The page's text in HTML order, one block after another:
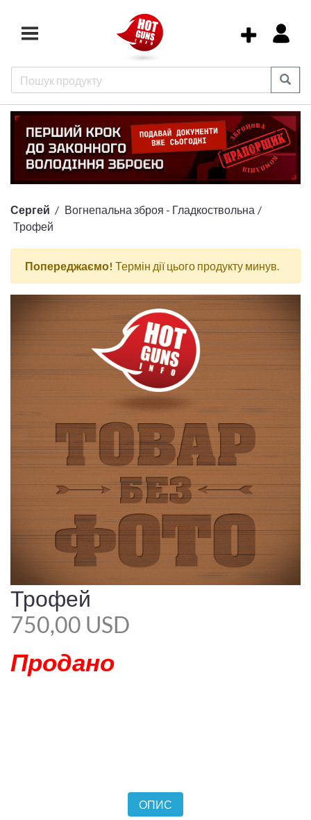
Сергей
Вогнепальна зброя - Гладкоствольна
Трофей
Попереджаємо! Термін дії цього продукту минув.
Трофей
750,00 USD
Продано
ОПИС